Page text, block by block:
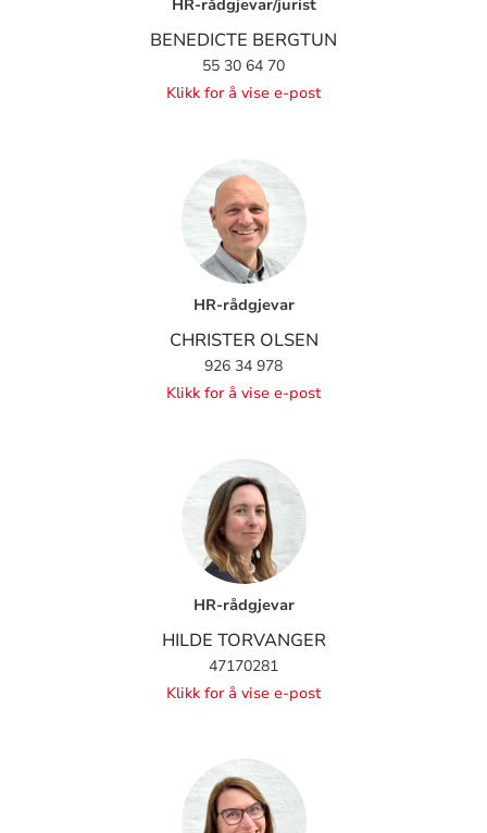
HR-rådgjevar/jurist
BENEDICTE BERGTUN
55 30 64 70
Klikk for å vise e-post
HR-rådgjevar
CHRISTER OLSEN
926 34 978
Klikk for å vise e-post
HR-rådgjevar
HILDE TORVANGER
47170281
Klikk for å vise e-post